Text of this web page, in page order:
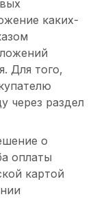
каких-
Для того,
через раздел
о
оплаты
картой